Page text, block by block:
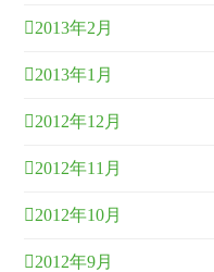
2013年2月
2013年1月
2012年12月
2012年11月
2012年10月
2012年9月